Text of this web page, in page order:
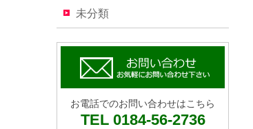
未分類
お電話でのお問い合わせはこちら
TEL 0184-56-2736